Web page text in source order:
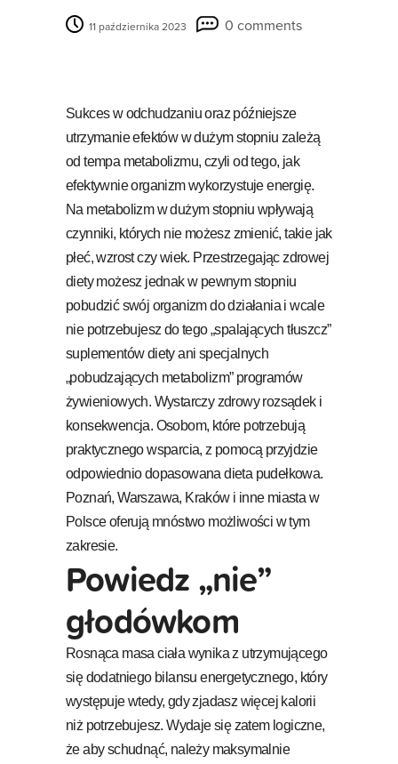
11 października 2023 0 comments
Sukces w odchudzaniu oraz późniejsze
utrzymanie efektów w dużym stopniu zależą
od tempa metabolizmu, czyli od tego, jak
efektywnie organizm wykorzystuje energię.
Na metabolizm w dużym stopniu wpływają
czynniki, których nie możesz zmienić, takie jak
płeć, wzrost czy wiek. Przestrzegając zdrowej
diety możesz jednak w pewnym stopniu
pobudzić swój organizm do działania i wcale
nie potrzebujesz do tego „spalających tłuszcz”
suplementów diety ani specjalnych
„pobudzających metabolizm” programów
żywieniowych. Wystarczy zdrowy rozsądek i
konsekwencja. Osobom, które potrzebują
praktycznego wsparcia, z pomocą przyjdzie
odpowiednio dopasowana dieta pudełkowa.
Poznań, Warszawa, Kraków i inne miasta w
Polsce oferują mnóstwo możliwości w tym
zakresie.
Powiedz „nie”
głodówkom
Rosnąca masa ciała wynika z utrzymującego
się dodatniego bilansu energetycznego, który
występuje wtedy, gdy zjadasz więcej kalorii
niż potrzebujesz. Wydaje się zatem logiczne,
że aby schudnąć, należy maksymalnie